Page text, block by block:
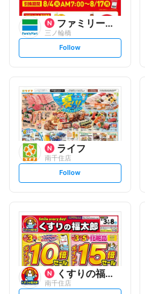
ファミリーマート
三ノ輪橋
s
t
l
o
w
Follow
ライフ
南千住店
s
t
o
w
Follow
くすりの福太郎
南千住店